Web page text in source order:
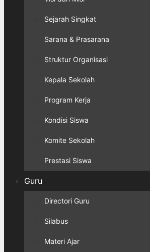
Sejarah Singkat
Sarana & Prasarana
Struktur Organisasi
Kepala Sekolah
Program Kerja
Kondisi Siswa
Komite Sekolah
Prestasi Siswa
Guru
Directori Guru
Silabus
Materi Ajar